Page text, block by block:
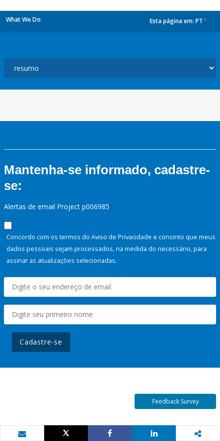
What We Do Esta página em: PT
Mantenha-se informado, cadastre-
se:
Alertas de email Project p006985
Concordo com os termos do Aviso de Privacidade e consinto que meus
dados pessoais sejam processados, na medida do necessário, para
assinar as atualizações selecionadas.
Cadastre-se
Feedback Survey